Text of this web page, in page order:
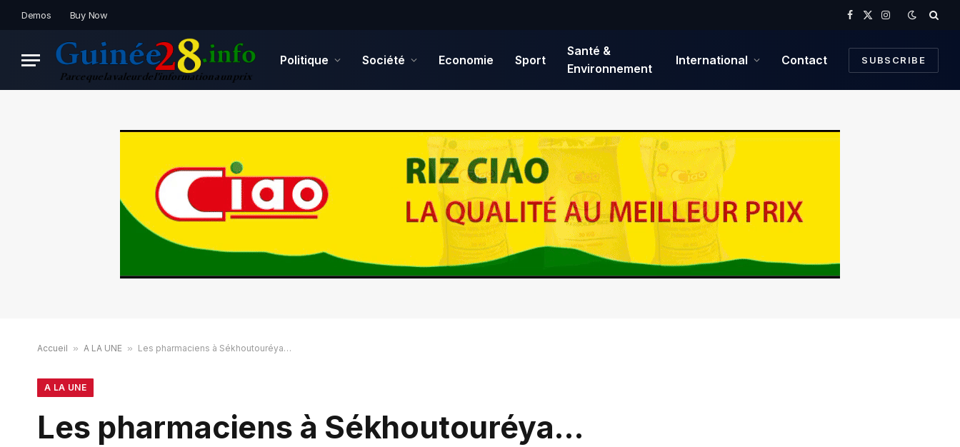
Demos Buy Now
Facebook
X
Instagram
Politique Société Economie Sport
Santé &
Environnement
International Contact SUBSCRIBE
Accueil » A LA UNE » Les pharmaciens à Sékhoutouréya…
A LA UNE
Les pharmaciens à Sékhoutouréya…